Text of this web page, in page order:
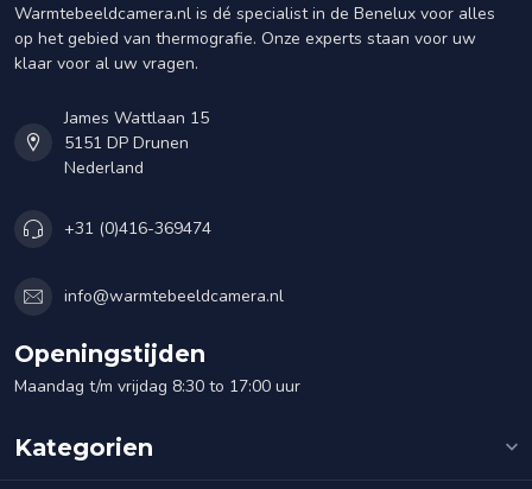
Warmtebeeldcamera.nl is dé specialist in de Benelux voor alles
op het gebied van thermografie. Onze experts staan voor uw
klaar voor al uw vragen.
James Wattlaan 15
5151 DP Drunen
Nederland
+31 (0)416-369474
info@warmtebeeldcamera.nl
Openingstijden
Maandag t/m vrijdag 8:30 to 17:00 uur
Kategorien